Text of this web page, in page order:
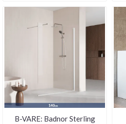
B-VARE: Badnor Sterling